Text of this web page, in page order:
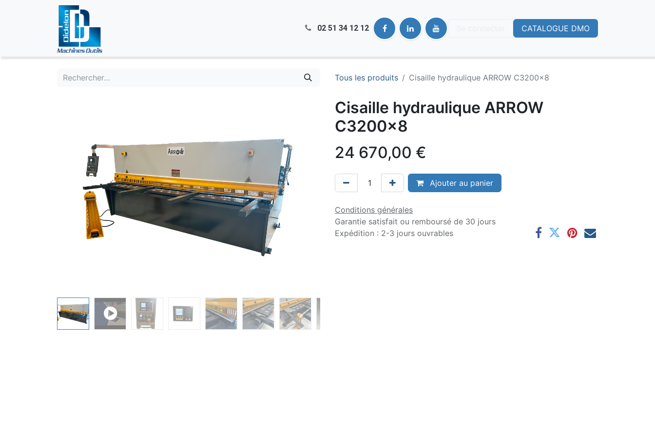
02 51​ 34 12 12 CATALOGUE DMO
Tous les produits Cisaille hydraulique ARROW C3200x8
Cisaille hydraulique ARROW
C3200x8
24 670,00 €
Ajouter au panier
Conditions générales
Garantie satisfait ou remboursé de 30 jours
Expédition : 2-3 jours ouvrables